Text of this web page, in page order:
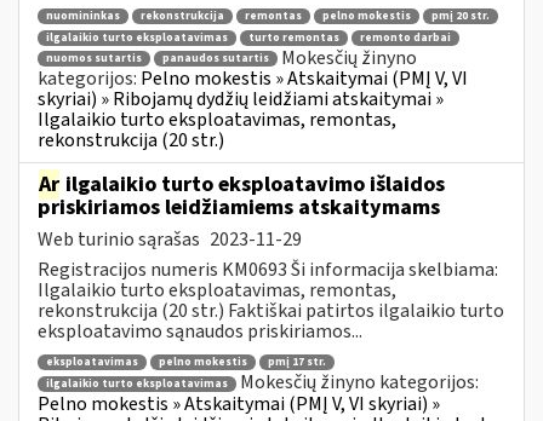
nuomininkas rekonstrukcija remontas pelno mokestis
pmį 20 str.
ilgalaikio turto eksploatavimas
turto remontas
remonto darbai
nuomos sutartis
panaudos sutartis
Mokesčių žinyno
kategorijos: Pelno mokestis » Atskaitymai (PMĮ V, VI
skyriai) » Ribojamų dydžių leidžiami atskaitymai »
Ilgalaikio turto eksploatavimas, remontas,
rekonstrukcija (20 str.)
Ar ilgalaikio turto eksploatavimo išlaidos
priskiriamos leidžiamiems atskaitymams
Web turinio sąrašas 2023-11-29
Registracijos numeris KM0693 Ši informacija skelbiama:
Ilgalaikio turto eksploatavimas, remontas,
rekonstrukcija (20 str.) Faktiškai patirtos ilgalaikio turto
eksploatavimo sąnaudos priskiriamos...
eksploatavimas pelno mokestis
pmį 17 str.
ilgalaikio turto eksploatavimas
Mokesčių žinyno kategorijos:
Pelno mokestis » Atskaitymai (PMĮ V, VI skyriai) »